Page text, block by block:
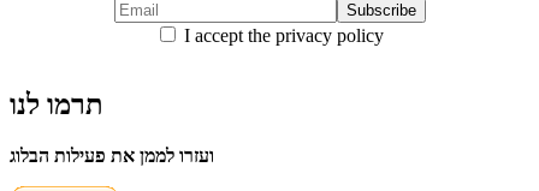
I accept the privacy policy
תרמו לנו
ועזרו לממן את פעילות הבלוג